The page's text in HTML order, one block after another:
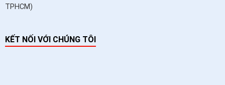
TPHCM)
KẾT NỐI VỚI CHÚNG TÔI